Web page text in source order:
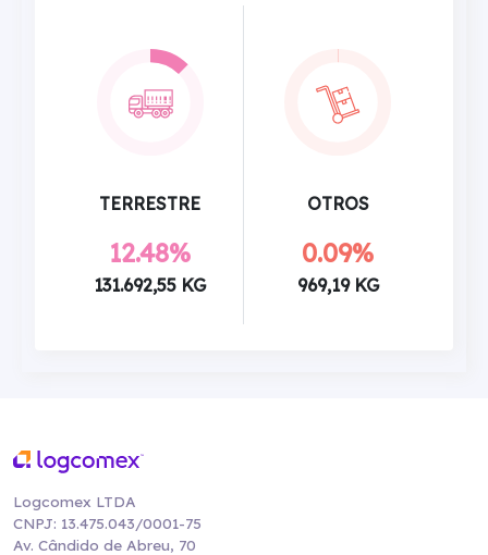
TERRESTRE
12.48%
131.692,55 KG
OTROS
0.09%
969,19 KG
Logcomex LTDA
CNPJ: 13.475.043/0001-75
Av. Cândido de Abreu, 70